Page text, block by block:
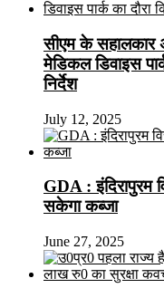
सीएम के सहालकार
मेडिकल डिवाइस
निर्देश
July 12, 2025
GDA : इंदिरापुरम
सकेगा कब्जा
June 27, 2025